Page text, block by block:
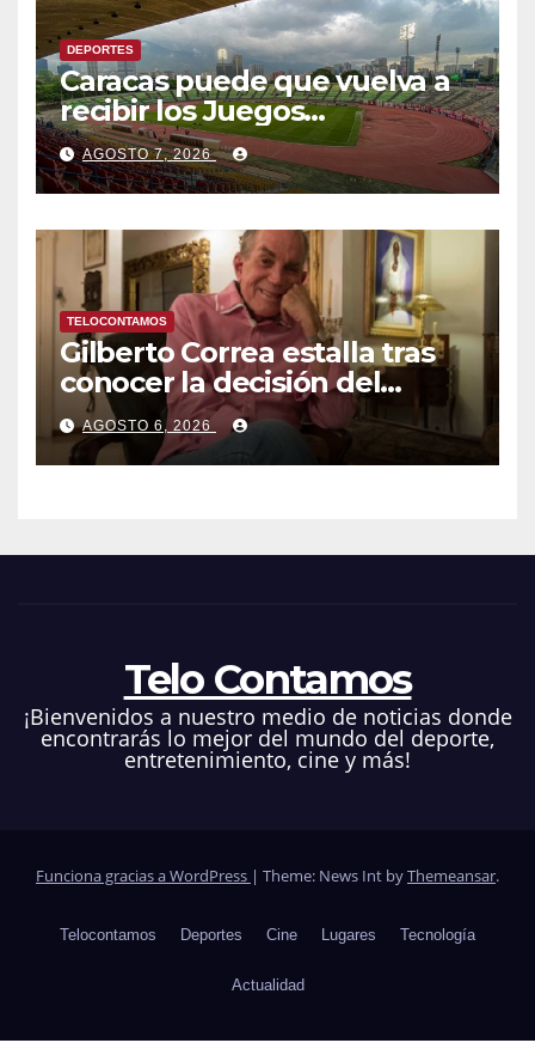
DEPORTES
Caracas puede que vuelva a
recibir los Juegos
Centroamericanos y del
Caribe tras mas de 70 años
AGOSTO 7, 2026
TELOCONTAMOS
Gilberto Correa estalla tras
conocer la decisión del
tribunal en su caso
AGOSTO 6, 2026
Telo Contamos
¡Bienvenidos a nuestro medio de noticias donde
encontrarás lo mejor del mundo del deporte,
entretenimiento, cine y más!
Funciona gracias a WordPress | Theme: News Int byThemeansar.
Telocontamos Deportes Cine Lugares Tecnología
Actualidad